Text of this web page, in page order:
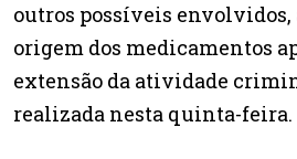
outros possíveis envolvidos,
origem dos medicamentos
extensão da atividade
realizada nesta quinta-feira.